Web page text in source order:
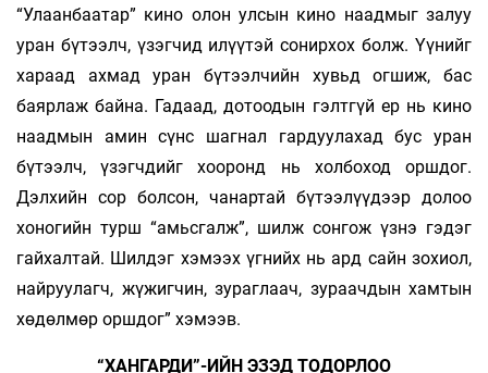
“Улаанбаатар” кино олон улсын кино наадмыг залуу
уран бүтээлч, үзэгчид илүүтэй сонирхох болж. Үүнийг
хараад ахмад уран бүтээлчийн хувьд огшиж, бас
баярлаж байна. Гадаад, дотоодын гэлтгүй ер нь кино
наадмын амин сүнс шагнал гардуулахад бус уран
бүтээлч, үзэгчдийг хооронд нь холбоход оршдог.
Дэлхийн сор болсон, чанартай бүтээлүүдээр долоо
хоногийн турш “амьсгалж”, шилж сонгож үзнэ гэдэг
гайхалтай. Шилдэг хэмээх үгнийх нь ард сайн зохиол,
найруулагч, жүжигчин, зураглаач, зураачдын хамтын
хөдөлмөр оршдог” хэмээв.
“ХАНГАРДИ”-ИЙН ЭЗЭД ТОДОРЛОО